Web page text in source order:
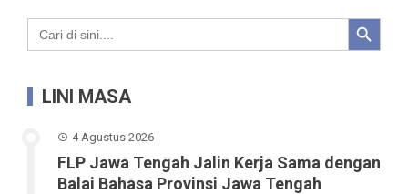
Search
for:
Search Button
LINI MASA
4 Agustus 2026
FLP Jawa Tengah Jalin Kerja Sama dengan
Balai Bahasa Provinsi Jawa Tengah